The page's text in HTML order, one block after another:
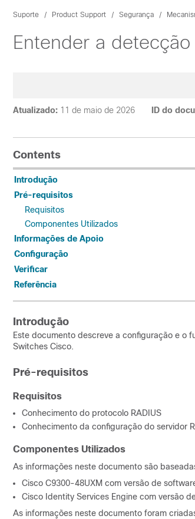
Suporte Product Support Segurança
Entender a
Atualizado: 11 de maio de 2026 ID do
Contents
Introdução
Pré-requisitos
Requisitos
Componentes Utilizados
Informações de Apoio
Configuração
Verificar
Referência
Introdução
Este documento descreve a configuração e o
Switches Cisco.
Pré-requisitos
Requisitos
Conhecimento do protocolo RADIUS
Conhecimento da configuração do servidor
Componentes Utilizados
As informações neste documento são
Cisco C9300-48UXM com versão de
Cisco Identity Services Engine com versão
As informações neste documento foram